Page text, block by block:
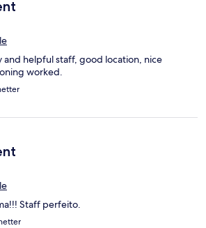
helpful staff, good location, nice
worked.
Staff perfeito.